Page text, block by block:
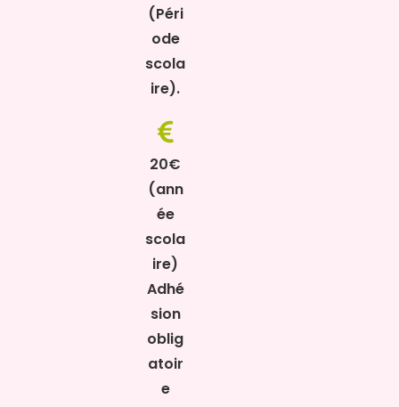
(Péri
ode
scola
ire).
20€
(ann
ée
scola
ire)
Adhé
sion
oblig
atoir
e